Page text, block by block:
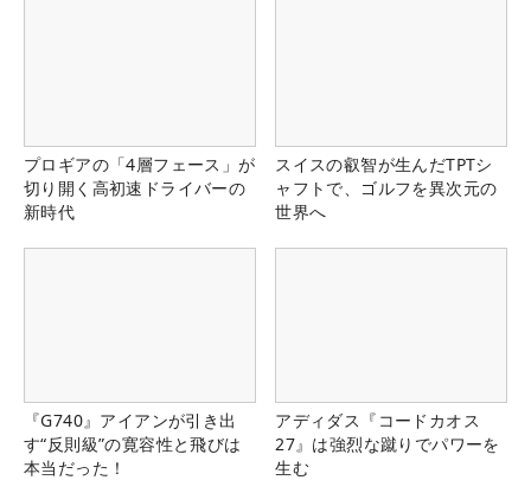
プロギアの「4層フェース」が
切り開く高初速ドライバーの
新時代
スイスの叡智が生んだTPTシ
ャフトで、ゴルフを異次元の
世界へ
『G740』アイアンが引き出
す“反則級”の寛容性と飛びは
本当だった！
アディダス『コードカオス
27』は強烈な蹴りでパワーを
生む